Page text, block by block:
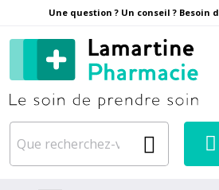
Une question ? Un conseil ? Besoin